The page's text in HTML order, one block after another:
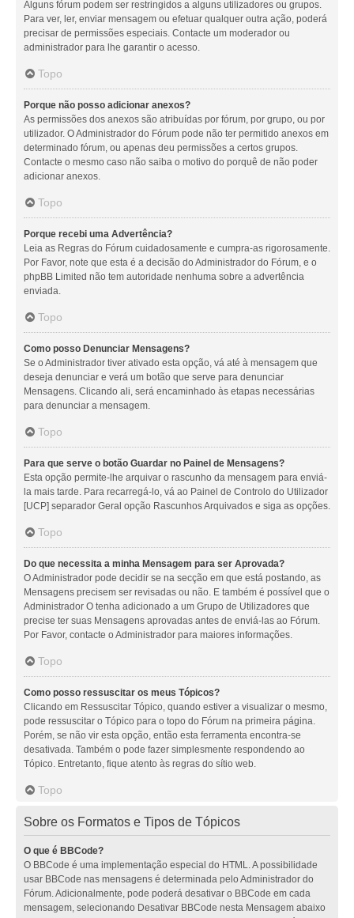
Alguns fórum podem ser restringidos a alguns utilizadores ou grupos.
Para ver, ler, enviar mensagem ou efetuar qualquer outra ação, poderá
precisar de permissões especiais. Contacte um moderador ou
administrador para lhe garantir o acesso.
Topo
Porque não posso adicionar anexos?
As permissões dos anexos são atribuídas por fórum, por grupo, ou por
utilizador. O Administrador do Fórum pode não ter permitido anexos em
determinado fórum, ou apenas deu permissões a certos grupos.
Contacte o mesmo caso não saiba o motivo do porquê de não poder
adicionar anexos.
Topo
Porque recebi uma Advertência?
Leia as Regras do Fórum cuidadosamente e cumpra-as rigorosamente.
Por Favor, note que esta é a decisão do Administrador do Fórum, e o
phpBB Limited não tem autoridade nenhuma sobre a advertência
enviada.
Topo
Como posso Denunciar Mensagens?
Se o Administrador tiver ativado esta opção, vá até à mensagem que
deseja denunciar e verá um botão que serve para denunciar
Mensagens. Clicando ali, será encaminhado às etapas necessárias
para denunciar a mensagem.
Topo
Para que serve o botão Guardar no Painel de Mensagens?
Esta opção permite-lhe arquivar o rascunho da mensagem para enviá-
la mais tarde. Para recarregá-lo, vá ao Painel de Controlo do Utilizador
[UCP] separador Geral opção Rascunhos Arquivados e siga as opções.
Topo
Do que necessita a minha Mensagem para ser Aprovada?
O Administrador pode decidir se na secção em que está postando, as
Mensagens precisem ser revisadas ou não. E também é possível que o
Administrador O tenha adicionado a um Grupo de Utilizadores que
precise ter suas Mensagens aprovadas antes de enviá-las ao Fórum.
Por Favor, contacte o Administrador para maiores informações.
Topo
Como posso ressuscitar os meus Tópicos?
Clicando em Ressuscitar Tópico, quando estiver a visualizar o mesmo,
pode ressuscitar o Tópico para o topo do Fórum na primeira página.
Porém, se não vir esta opção, então esta ferramenta encontra-se
desativada. Também o pode fazer simplesmente respondendo ao
Tópico. Entretanto, fique atento às regras do sítio web.
Topo
Sobre os Formatos e Tipos de Tópicos
O que é BBCode?
O BBCode é uma implementação especial do HTML. A possibilidade
usar BBCode nas mensagens é determinada pelo Administrador do
Fórum. Adicionalmente, pode poderá desativar o BBCode em cada
mensagem, selecionando Desativar BBCode nesta Mensagem abaixo